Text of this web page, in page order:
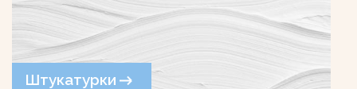
Штукатурки